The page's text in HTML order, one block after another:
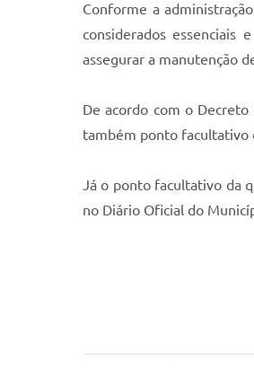
Conforme a
considerados
assegurar a manutenção
De acordo com o Decreto
também ponto facultativo
Já o ponto facultativo da
no Diário Oficial do